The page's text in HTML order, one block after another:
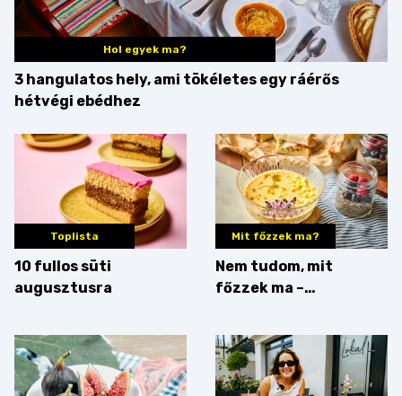
Hol egyek ma?
3 hangulatos hely, ami tökéletes egy ráérős
hétvégi ebédhez
Toplista
10 fullos süti
augusztusra
Mit főzzek ma?
Nem tudom, mit
főzzek ma –